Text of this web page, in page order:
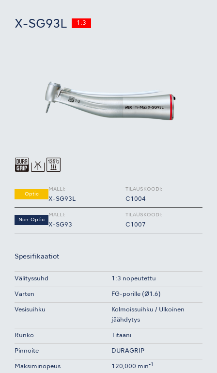
X-SG93L 1:3
Optic
MALLI:
X-SG93L
TILAUSKOODI:
C1004
Non-Optic
MALLI:
X-SG93
TILAUSKOODI:
C1007
Spesifikaatiot
Välityssuhd 1:3 nopeutettu
Varten FG-porille (Ø1.6)
Vesisuihku
Kolmoissuihku / Ulkoinen
jäähdytys
Runko Titaani
Pinnoite DURAGRIP
Maksiminopeus 120,000 min-1